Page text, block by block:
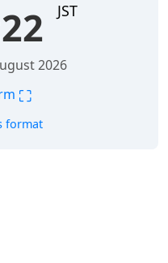
JST
2026
⛶
format